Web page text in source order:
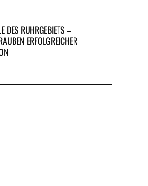
DES RUHRGEBIETS –
ERFOLGREICHER